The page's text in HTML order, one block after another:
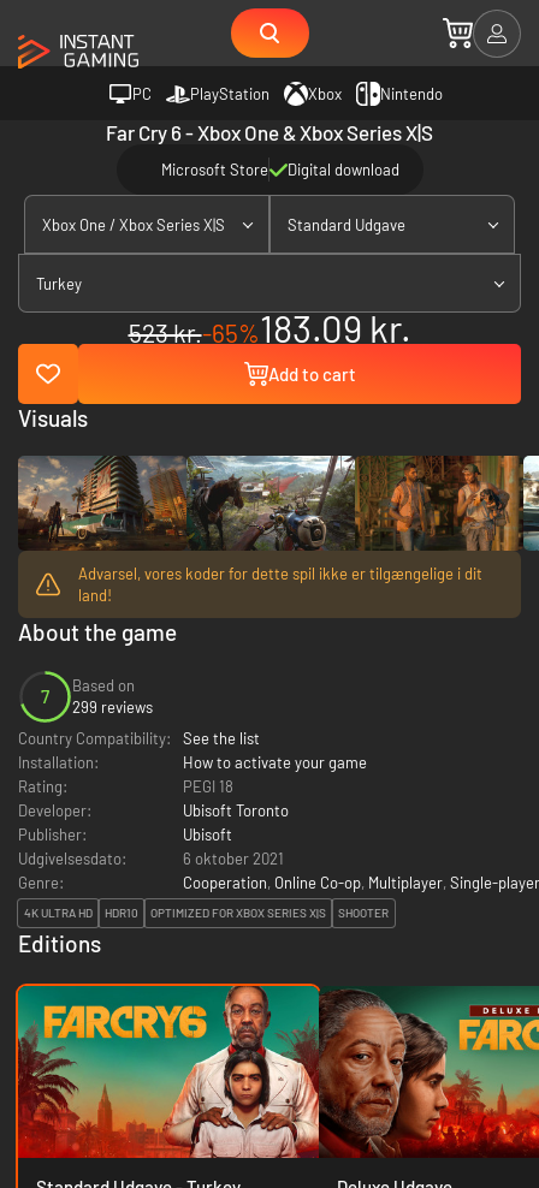
PC PlayStation Xbox Nintendo
Far Cry 6 - Xbox One & Xbox Series X|S
Microsoft Store Digital download
Xbox One / Xbox Series X|S Standard Udgave
Turkey
523 kr.-65%183.09 kr.
Add to cart
Advarsel, vores koder for dette spil ikke er tilgængelige i dit
land!
About the game
7
Based on
299 reviews
Country Compatibility:
See the list
Installation:
How to activate your game
Rating:
PEGI 18
Developer:
Ubisoft Toronto
Publisher:
Ubisoft
Udgivelsesdato:
6 oktober 2021
Genre:
Cooperation, Online Co-op, Multiplayer, Single-player
4K ULTRA HD HDR10 OPTIMIZED FOR XBOX SERIES X|S SHOOTER
Editions
Visuals